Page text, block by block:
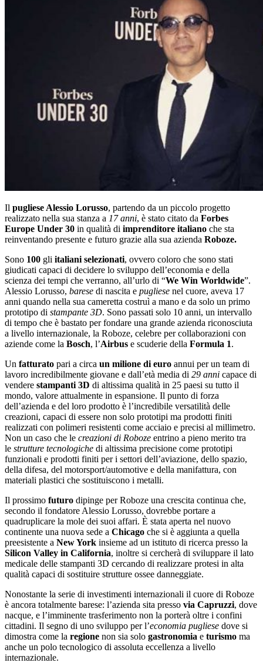
Il pugliese Alessio Lorusso, partendo da un piccolo progetto
realizzato nella sua stanza a 17 anni, è stato citato da Forbes
Europe Under 30 in qualità di imprenditore italiano che sta
reinventando presente e futuro grazie alla sua azienda Roboze.
Sono 100 gli italiani selezionati, ovvero coloro che sono stati
giudicati capaci di decidere lo sviluppo dell’economia e della
scienza dei tempi che verranno, all’urlo di “We Win Worldwide”.
Alessio Lorusso, barese di nascita e pugliese nel cuore, aveva 17
anni quando nella sua cameretta costruì a mano e da solo un primo
prototipo di stampante 3D. Sono passati solo 10 anni, un intervallo
di tempo che è bastato per fondare una grande azienda riconosciuta
a livello internazionale, la Roboze, celebre per collaborazioni con
aziende come la Bosch, l’Airbus e scuderie della Formula 1.
Un fatturato pari a circa un milione di euro annui per un team di
lavoro incredibilmente giovane e dall’età media di 29 anni capace di
vendere stampanti 3D di altissima qualità in 25 paesi su tutto il
mondo, valore attualmente in espansione. Il punto di forza
dell’azienda e del loro prodotto è l’incredibile versatilità delle
creazioni, capaci di essere non solo prototipi ma prodotti finiti
realizzati con polimeri resistenti come acciaio e precisi al millimetro.
Non un caso che le creazioni di Roboze entrino a pieno merito tra
le strutture tecnologiche di altissima precisione come prototipi
funzionali e prodotti finiti per i settori dell’aviazione, dello spazio,
della difesa, del motorsport/automotive e della manifattura, con
materiali plastici che sostituiscono i metalli.
Il prossimo futuro dipinge per Roboze una crescita continua che,
secondo il fondatore Alessio Lorusso, dovrebbe portare a
quadruplicare la mole dei suoi affari. È stata aperta nel nuovo
continente una nuova sede a Chicago che si è aggiunta a quella
preesistente a New York insieme ad un istituto di ricerca presso la
Silicon Valley in California, inoltre si cercherà di sviluppare il lato
medicale delle stampanti 3D cercando di realizzare protesi in alta
qualità capaci di sostituire strutture ossee danneggiate.
Nonostante la serie di investimenti internazionali il cuore di Roboze
è ancora totalmente barese: l’azienda sita presso via Capruzzi, dove
nacque, e l’imminente trasferimento non la porterà oltre i confini
cittadini. Il segno di uno sviluppo per l’economia pugliese dove si
dimostra come la regione non sia solo gastronomia e turismo ma
anche un polo tecnologico di assoluta eccellenza a livello
internazionale.